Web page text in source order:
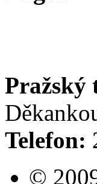
Pražský
Telefon:
©